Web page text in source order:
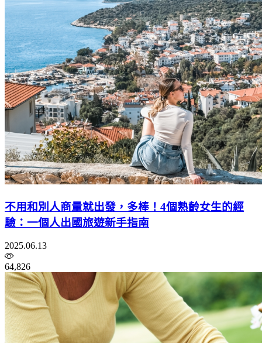
不用和別人商量就出發，多棒！4個熟齡女生的經
驗：一個人出國旅遊新手指南
2025.06.13
64,826